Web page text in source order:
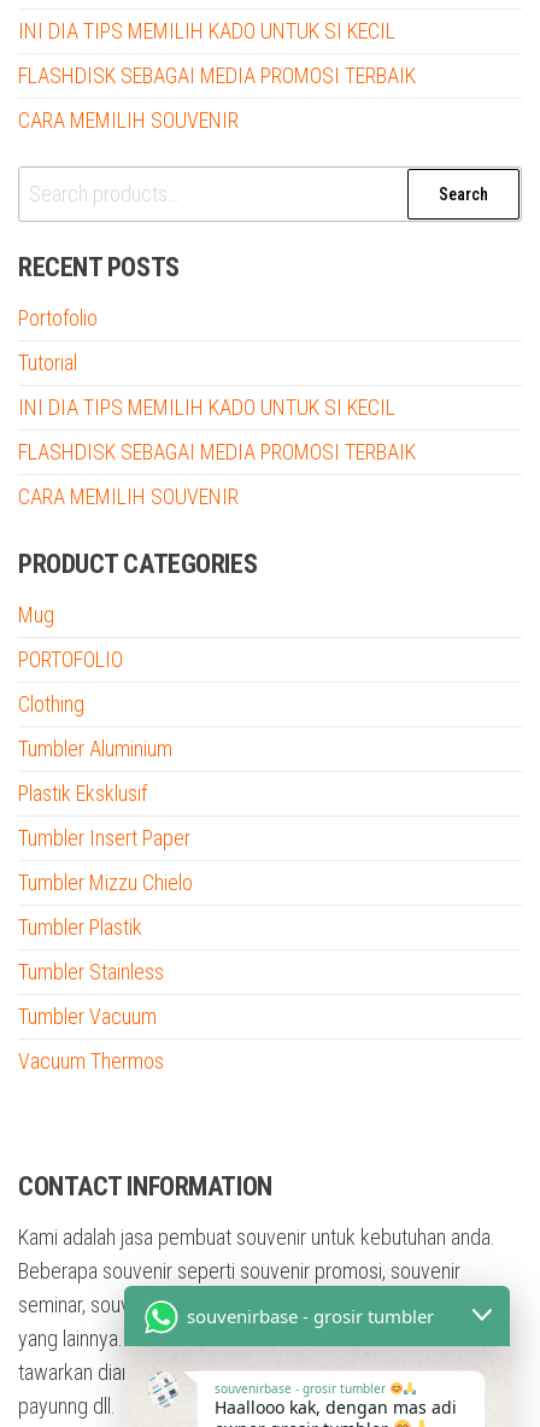
INI DIA TIPS MEMILIH KADO UNTUK SI KECIL
FLASHDISK SEBAGAI MEDIA PROMOSI TERBAIK
CARA MEMILIH SOUVENIR
Search
for:
Search
RECENT POSTS
Portofolio
Tutorial
INI DIA TIPS MEMILIH KADO UNTUK SI KECIL
FLASHDISK SEBAGAI MEDIA PROMOSI TERBAIK
CARA MEMILIH SOUVENIR
PRODUCT CATEGORIES
Mug
PORTOFOLIO
Clothing
Tumbler Aluminium
Plastik Eksklusif
Tumbler Insert Paper
Tumbler Mizzu Chielo
Tumbler Plastik
Tumbler Stainless
Tumbler Vacuum
Vacuum Thermos
CONTACT INFORMATION
Kami adalah jasa pembuat souvenir untuk kebutuhan anda.
Beberapa souvenir seperti souvenir promosi, souvenir
seminar, souvenir training, souvenir pesta, dan masih banyak
yang lainnya. Dengan berbagai bentuk souvenir yang kami
tawarkan diantaranya adalah tumbler, mug, flashdisk, Kaos,
payunng dll.
souvenirbase - grosir tumbler
souvenirbase - grosir tumbler
Haallooo kak, dengan mas adi